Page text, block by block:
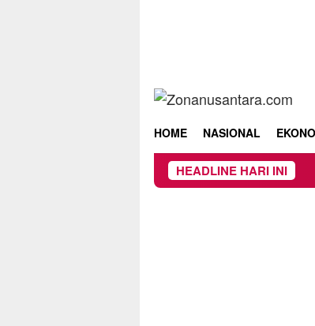
HOME NASIONAL
HEADLINE HARI INI